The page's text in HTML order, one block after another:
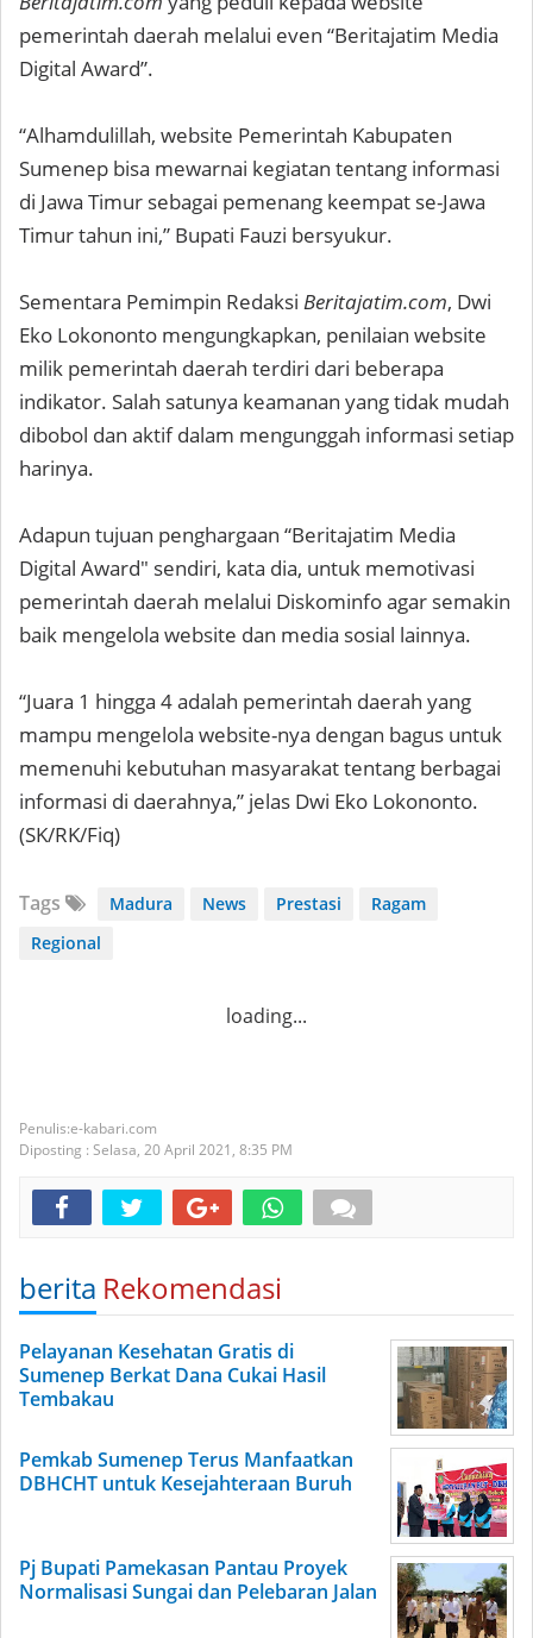
pemerintah daerah melalui even “Beritajatim Media
Digital Award”.
“Alhamdulillah, website Pemerintah Kabupaten
Sumenep bisa mewarnai kegiatan tentang informasi
di Jawa Timur sebagai pemenang keempat se-Jawa
Timur tahun ini,” Bupati Fauzi bersyukur.
Sementara Pemimpin Redaksi Beritajatim.com, Dwi
Eko Lokononto mengungkapkan, penilaian website
milik pemerintah daerah terdiri dari beberapa
indikator. Salah satunya keamanan yang tidak mudah
dibobol dan aktif dalam mengunggah informasi setiap
harinya.
Adapun tujuan penghargaan “Beritajatim Media
Digital Award" sendiri, kata dia, untuk memotivasi
pemerintah daerah melalui Diskominfo agar semakin
baik mengelola website dan media sosial lainnya.
“Juara 1 hingga 4 adalah pemerintah daerah yang
mampu mengelola website-nya dengan bagus untuk
memenuhi kebutuhan masyarakat tentang berbagai
informasi di daerahnya,” jelas Dwi Eko Lokononto.
(SK/RK/Fiq)
Tags Madura News Prestasi
Ragam
Regional
loading...
e-kabari.com
Diposting : Selasa, 20 April 2021, 8:35 PM
berita Rekomendasi
Pelayanan Kesehatan Gratis di
Sumenep Berkat Dana Cukai Hasil
Tembakau
Pemkab Sumenep Terus Manfaatkan
DBHCHT untuk Kesejahteraan Buruh
Pj Bupati Pamekasan Pantau Proyek
Normalisasi Sungai dan Pelebaran Jalan